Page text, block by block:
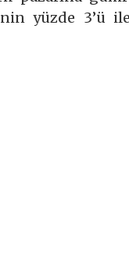
yüzde 3’ü ile